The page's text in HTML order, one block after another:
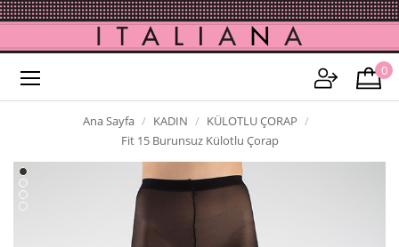
0
Ana Sayfa KADIN
KÜLOTLU ÇORAP
Fit 15 Burunsuz Külotlu Çorap